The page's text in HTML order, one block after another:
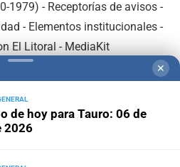
1979) - Receptorías de avisos -
- Elementos institucionales-
El Litoral - MediaKit
✕
de hoy para Tauro: 06 de
2026